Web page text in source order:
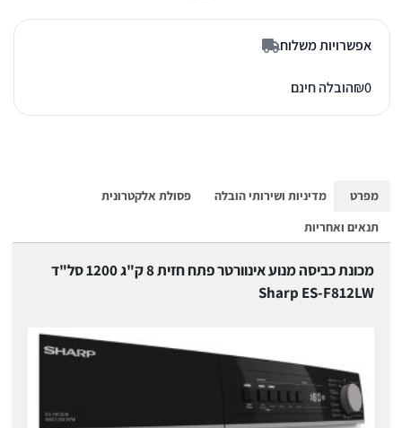
אפשרויות משלוח
₪0 הובלה חינם
מפרט מדיניות ושירותי הובלה
פסולת אלקטרונית
תנאים ואחריות
מכונת כביסה מנוע אינוורטר פתח חזית 8 ק"ג 1200 סל"ד
Sharp ES-F812LW